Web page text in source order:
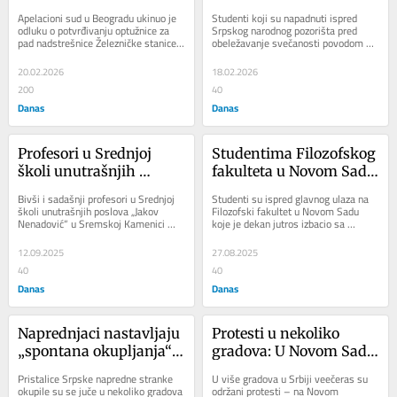
optužnici za pad
nadstrešnice oglasi TOK
Apelacioni sud u Beogradu ukinuo je
odluku o potvrđivanju optužnice za
pad nadstrešnice Železničke stanice u
Novom Sadu i naložio da se o njoj...
20.02.2026
200
Danas
batinaši, policija se
skonila“
Studenti koji su napadnuti ispred
Srpskog narodnog pozorišta pred
obeležavanje svečanosti povodom
dva veka od osnivanja Matice srpske,
na...
18.02.2026
40
Danas
Profesori u Srednjoj
školi unutrašnjih
mobing i ponižavanje,
direktorka negira
Bivši i sadašnji profesori u Srednjoj
školi unutrašnjih poslova „Jakov
Nenadović“ u Sremskoj Kamenici
kažu da trpe mobing i ponižavanje
od...
12.09.2025
40
Danas
Studentima Filozofskog
fakulteta u Novom Sadu
poljoprivrednici na
traktorima (FOTO;
Studenti su ispred glavnog ulaza na
Filozofski fakultet u Novom Sadu
koje je dekan jutros izbacio sa
fakulteta su postavili tendu i doneli
zvučnike....
27.08.2025
40
Danas
Naprednjaci nastavljaju
„spontana okupljanja“ u
„zabranjeni grad“?
Pristalice Srpske napredne stranke
okupile su se juče u nekoliko gradova
Protesti u nekoliko
gradova: U Novom Sadu
funkcionera SNS sa
U više gradova u Srbiji veečeras su
održani protesti – na Novom